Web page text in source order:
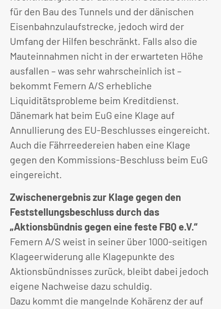
für den Bau des Tunnels und der dänischen
Eisenbahnzulaufstrecke, jedoch wird der
Umfang der Hilfen beschränkt. Falls also die
Mauteinnahmen nicht in der erwarteten Höhe
ausfallen – was sehr wahrscheinlich ist –
bekommt Femern A/S erhebliche
Liquiditätsprobleme beim Kreditdienst.
Dänemark hat beim EuG eine Klage auf
Annullierung des EU-Beschlusses eingereicht.
Auch die Fährreedereien haben eine Klage
gegen den Kommissions-Beschluss beim EuG
eingereicht.
Zwischenergebnis zur Klage gegen den
Feststellungsbeschluss durch das
„Aktionsbündnis gegen eine feste FBQ e.V.“
Femern A/S weist in seiner über 1000-seitigen
Klageerwiderung alle Klagepunkte des
Aktionsbündnisses zurück, bleibt dabei jedoch
eigene Nachweise dazu schuldig.
Dazu kommt die mangelnde Kohärenz der auf